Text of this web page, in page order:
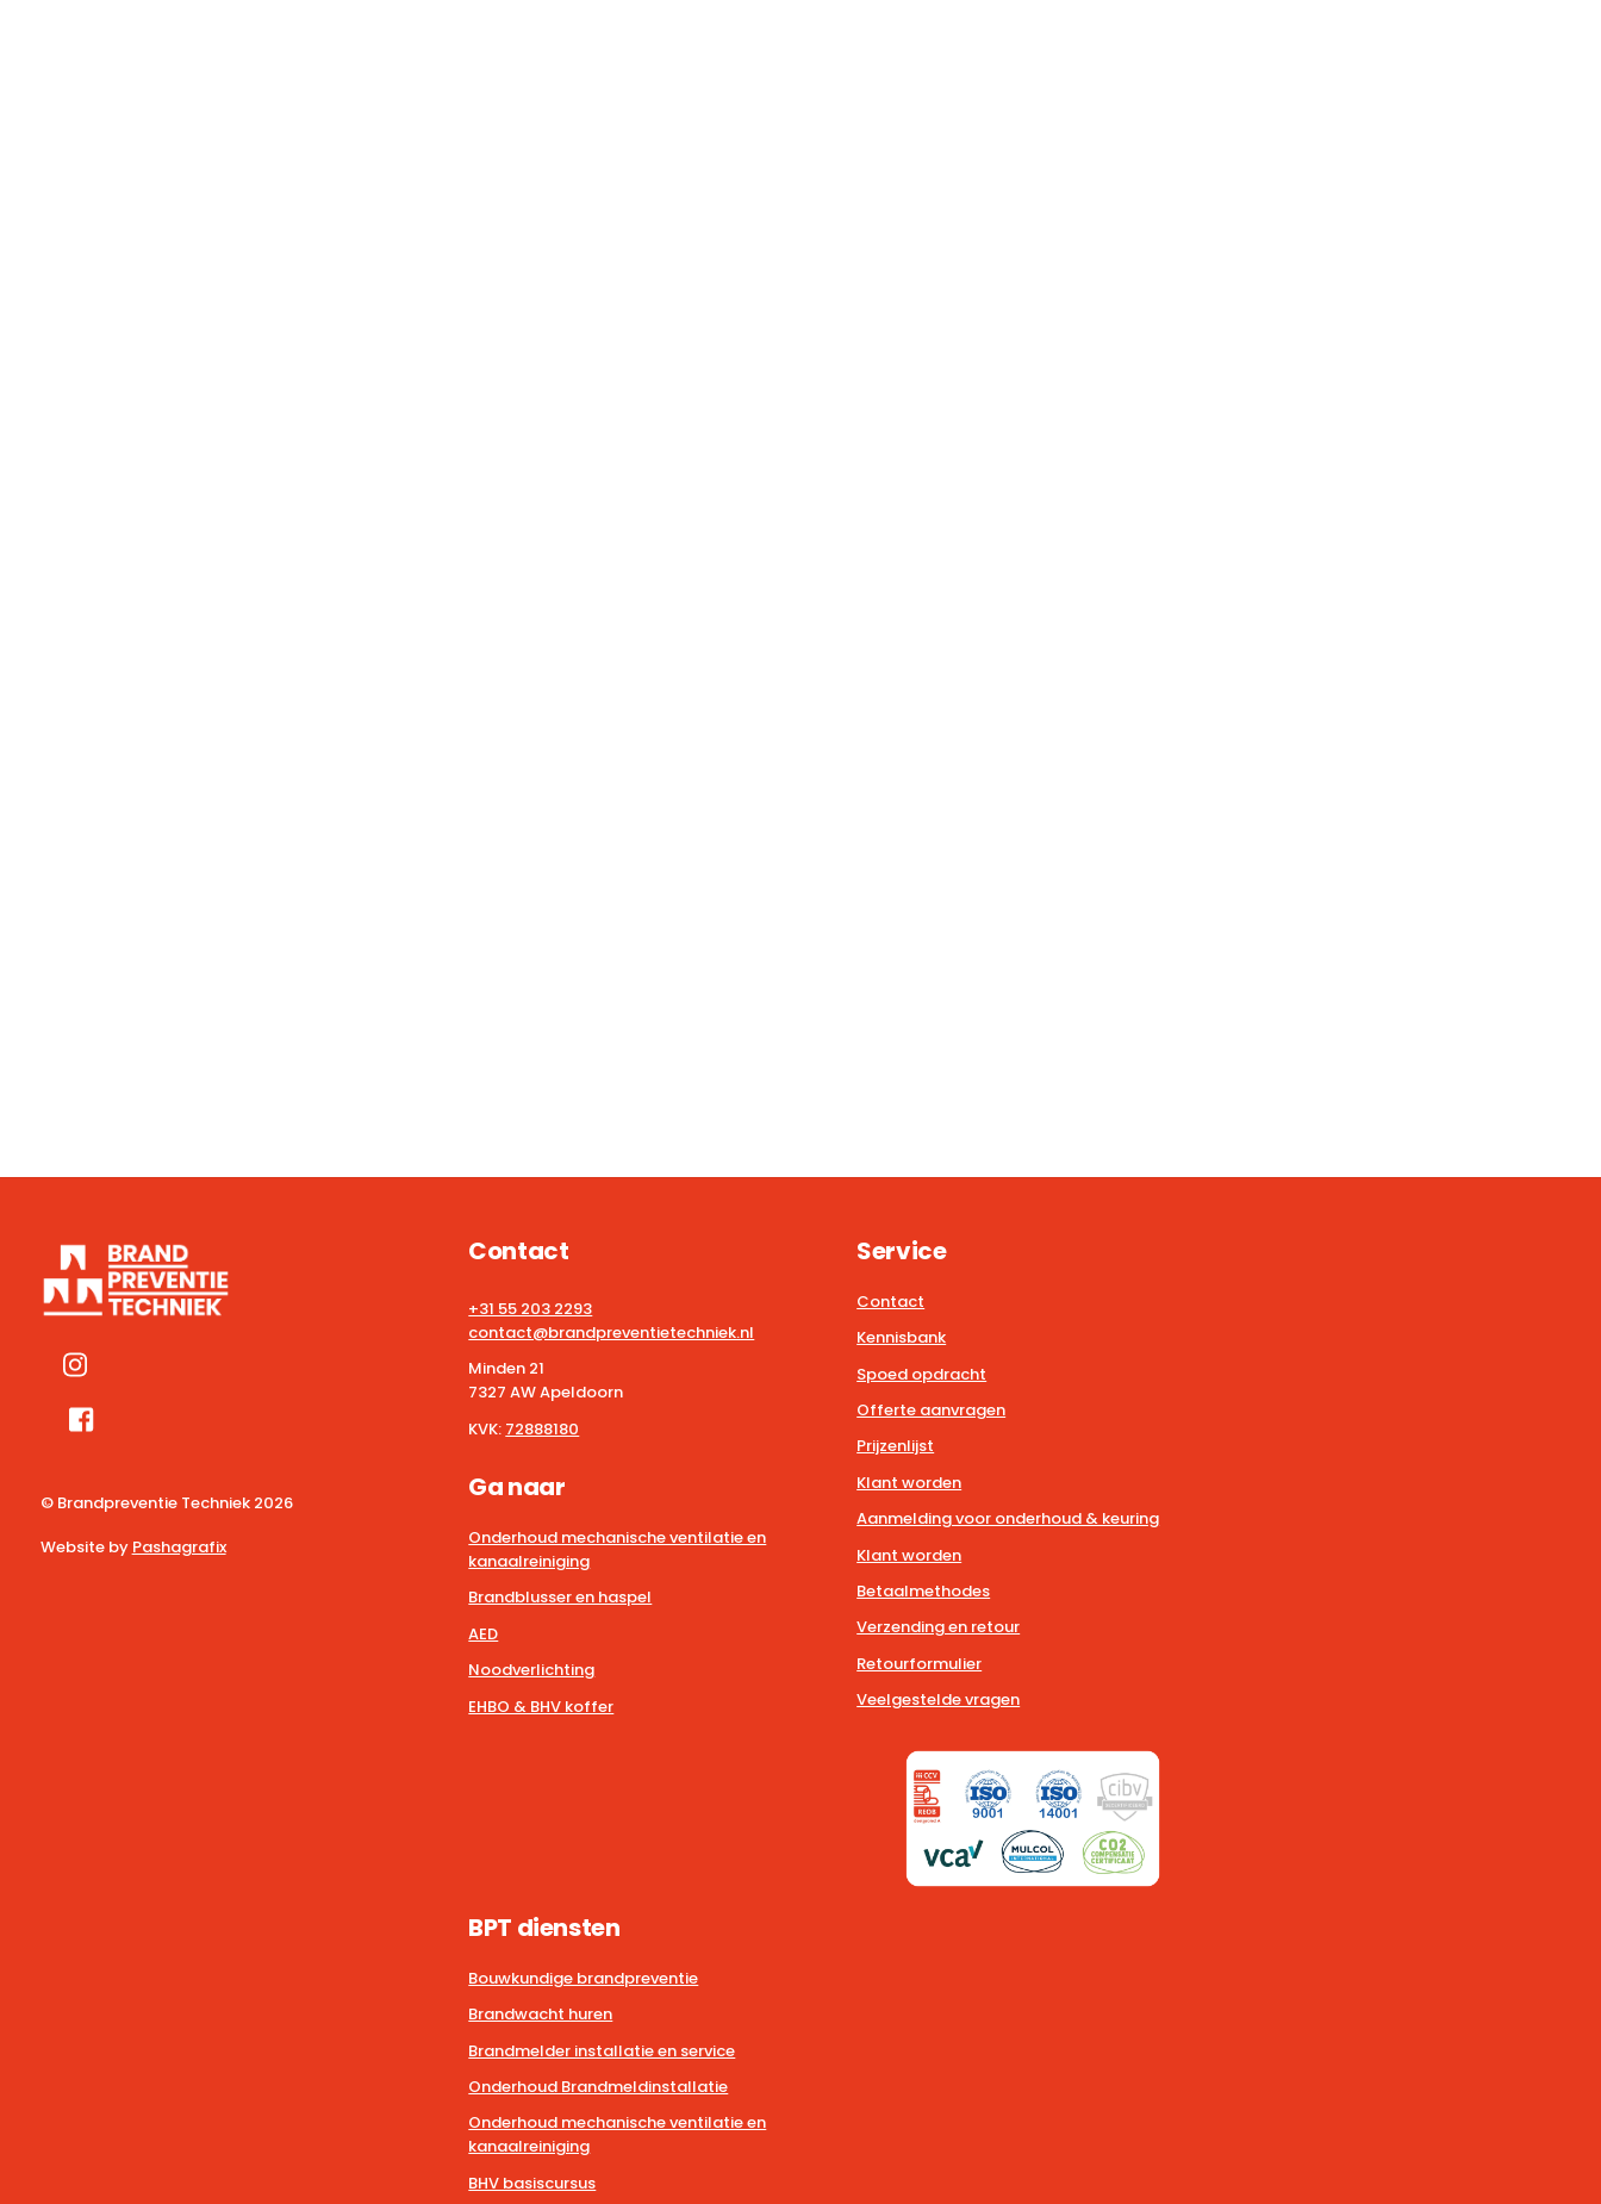
© Brandpreventie Techniek 2026
Website by Pashagrafix
Contact
+31 55 203 2293
contact@brandpreventietechniek.nl
Minden 21
7327 AW Apeldoorn
KVK: 72888180
Ga naar
Onderhoud mechanische ventilatie en
kanaalreiniging
Brandblusser en haspel
AED
Noodverlichting
EHBO & BHV koffer
Service
Contact
Kennisbank
Spoed opdracht
Offerte aanvragen
Prijzenlijst
Klant worden
Aanmelding voor onderhoud & keuring
Klant worden
Betaalmethodes
Verzending en retour
Retourformulier
Veelgestelde vragen
BPT diensten
Bouwkundige brandpreventie
Brandwacht huren
Brandmelder installatie en service
Onderhoud Brandmeldinstallatie
Onderhoud mechanische ventilatie en
kanaalreiniging
BHV basiscursus